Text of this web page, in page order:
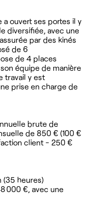
ouvert ses portes il y
diversifiée, avec une
par des kinés
de 6
de 4 places
équipe de manière
travail y est
prise en charge de
brute de
de 850 € (100 €
client - 250 €
(35 heures)
000 €, avec une